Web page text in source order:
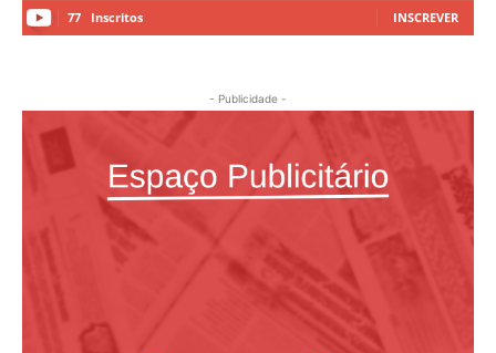
77 Inscritos INSCREVER
- Publicidade -